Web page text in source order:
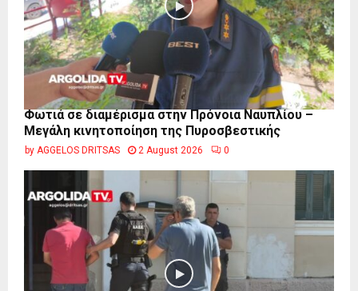
Φωτιά σε διαμέρισμα στην Πρόνοια Ναυπλίου –
Μεγάλη κινητοποίηση της Πυροσβεστικής
by AGGELOS DRITSAS 2 August 2026 0